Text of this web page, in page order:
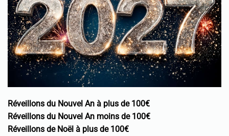
Réveillons du Nouvel An à plus de 100€
Réveillons du Nouvel An moins de 100€
Réveillons de Noël à plus de 100€